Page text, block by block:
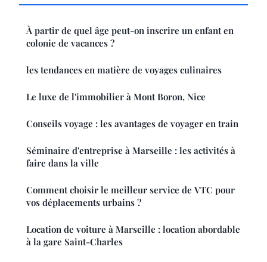
À partir de quel âge peut-on inscrire un enfant en
colonie de vacances ?
les tendances en matière de voyages culinaires
Le luxe de l'immobilier à Mont Boron, Nice
Conseils voyage : les avantages de voyager en train
Séminaire d'entreprise à Marseille : les activités à
faire dans la ville
Comment choisir le meilleur service de VTC pour
vos déplacements urbains ?
Location de voiture à Marseille : location abordable
à la gare Saint-Charles